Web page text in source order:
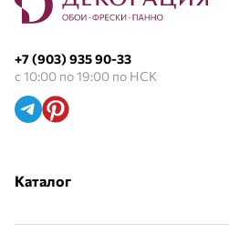
+7 (903) 935 90-33
с 10:00 по 19:00 по НСК
Каталог